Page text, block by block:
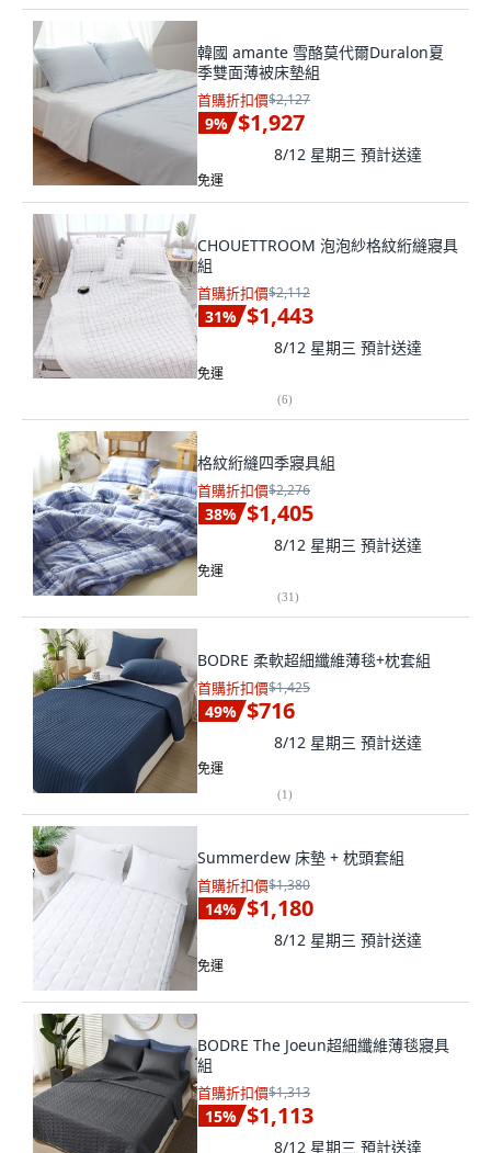
韓國 amante 雪酪莫代爾Duralon夏
季雙面薄被床墊組
首購折扣價$2,127
9% $1,927
8/12 星期三 預計送達
免運
CHOUETTROOM 泡泡紗格紋絎縫寢具
組
首購折扣價$2,112
31% $1,443
8/12 星期三 預計送達
免運
(6)
格紋絎縫四季寢具組
首購折扣價$2,276
38% $1,405
8/12 星期三 預計送達
免運
(31)
BODRE 柔軟超細纖維薄毯+枕套組
首購折扣價$1,425
49% $716
8/12 星期三 預計送達
免運
(1)
Summerdew 床墊 + 枕頭套組
首購折扣價$1,380
14% $1,180
8/12 星期三 預計送達
免運
BODRE The Joeun超細纖維薄毯寢具
組
首購折扣價$1,313
15% $1,113
8/12 星期三 預計送達